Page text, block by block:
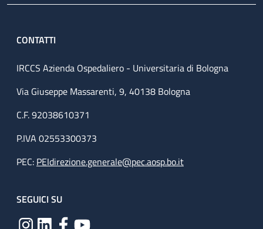
CONTATTI
IRCCS Azienda Ospedaliero - Universitaria di Bologna
Via Giuseppe Massarenti, 9, 40138 Bologna
C.F. 92038610371
P.IVA 02553300373
PEC: PEIdirezione.generale@pec.aosp.bo.it
SEGUICI SU